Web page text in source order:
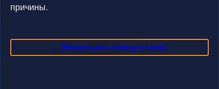
причины.
← Вернуться к списку статей